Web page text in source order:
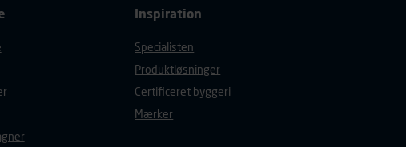
Inspiration
Specialisten
Produktløsninger
Certificeret byggeri
Mærker